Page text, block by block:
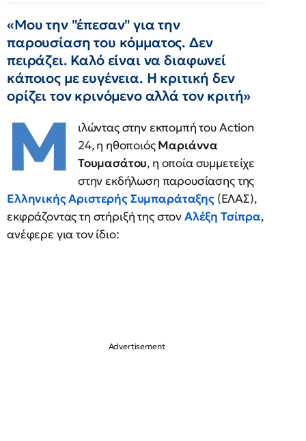
«Μου την "έπεσαν" για την
παρουσίαση του κόμματος. Δεν
πειράζει. Καλό είναι να διαφωνεί
κάποιος με ευγένεια. Η κριτική δεν
ορίζει τον κρινόμενο αλλά τον κριτή»
Μ
ιλώντας στην εκπομπή του Action
24, η ηθοποιόςΜαριάννα
Τουμασάτου, η οποία συμμετείχε
στην εκδήλωση παρουσίασης της
Ελληνικής Αριστερής Συμπαράταξης(ΕΛΑΣ),
εκφράζοντας τη στήριξή της στονΑλέξη Τσίπρα,
ανέφερε για τον ίδιο: